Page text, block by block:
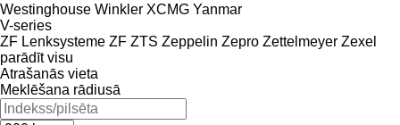
Westinghouse Winkler XCMG Yanmar
V-series
ZF Lenksysteme ZF ZTS Zeppelin Zepro Zettelmeyer Zexel
parādīt visu
Atrašanās vieta
Meklēšana rādiusā